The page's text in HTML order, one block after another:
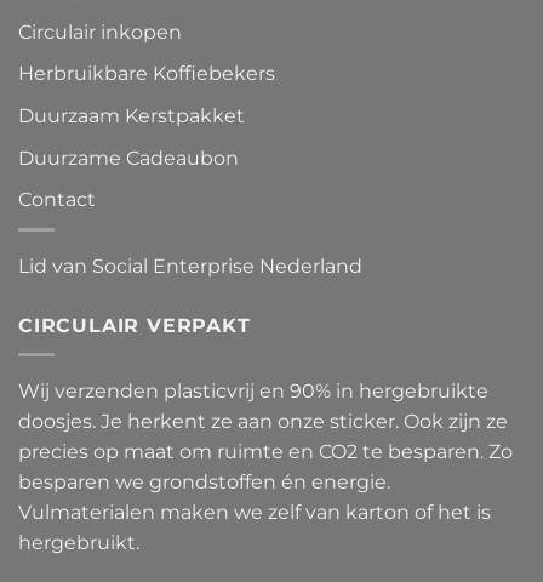
Circulair inkopen
Herbruikbare Koffiebekers
Duurzaam Kerstpakket
Duurzame Cadeaubon
Contact
Lid van Social Enterprise Nederland
CIRCULAIR VERPAKT
Wij verzenden plasticvrij en 90% in hergebruikte
doosjes. Je herkent ze aan onze sticker. Ook zijn ze
precies op maat om ruimte en CO2 te besparen. Zo
besparen we grondstoffen én energie.
Vulmaterialen maken we zelf van karton of het is
hergebruikt.